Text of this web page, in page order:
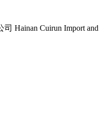
司 Hainan Cuirun Import and